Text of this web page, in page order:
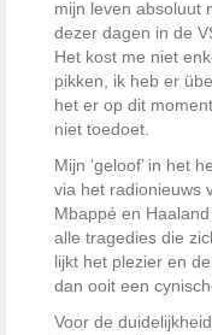
mijn leven absoluut
dezer dagen in de
Het kost me niet
pikken, ik heb er
het er op dit
niet toedoet.
Mijn ‘geloof’ in het
via het radionieuws
Mbappé en
alle tragedies die
lijkt het plezier en
dan ooit een
Voor de